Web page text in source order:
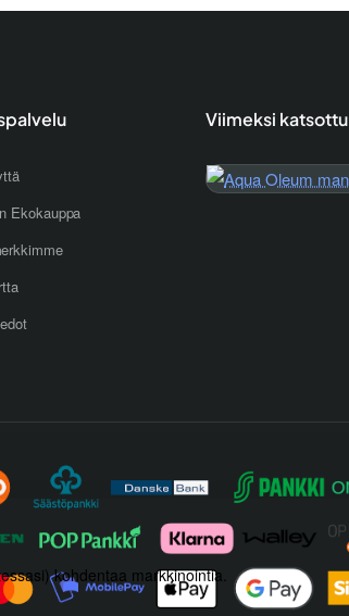
kohdentaa markkinointia.
Ekokauppa
Viimeksi katsottu